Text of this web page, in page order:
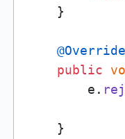
    }
@Override
public
        e.
    }